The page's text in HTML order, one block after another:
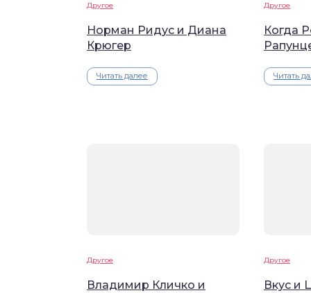
Другое
Норман Ридус и Диана
Крюгер
Читать далее
Другое
Когда
Читать
Другое
Владимир Кличко и
Другое
Вкус и